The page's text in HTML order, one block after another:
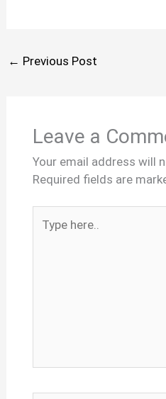
← Previous Post
Leave a
Your email address will
Required fields are
here..